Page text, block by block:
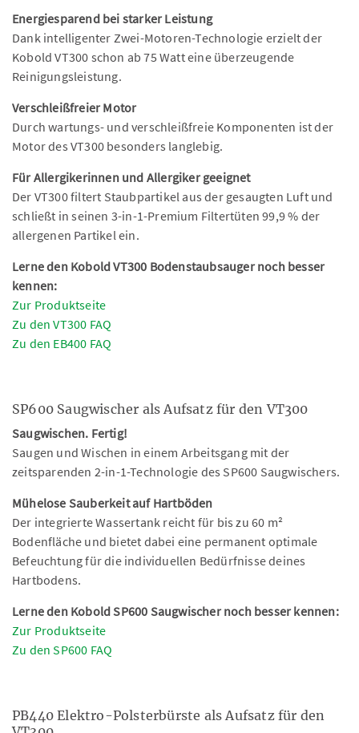
Energiesparend bei starker Leistung
Dank intelligenter Zwei-Motoren-Technologie erzielt der
Kobold VT300 schon ab 75 Watt eine überzeugende
Reinigungsleistung.
Verschleißfreier Motor
Durch wartungs- und verschleißfreie Komponenten ist der
Motor des VT300 besonders langlebig.
Für Allergikerinnen und Allergiker geeignet
Der VT300 filtert Staubpartikel aus der gesaugten Luft und
schließt in seinen 3-in-1-Premium Filtertüten 99,9 % der
allergenen Partikel ein.
Lerne den Kobold VT300 Bodenstaubsauger noch besser
kennen:
Zur Produktseite
Zu den VT300 FAQ
Zu den EB400 FAQ
SP600 Saugwischer als Aufsatz für den VT300
Saugwischen. Fertig!
Saugen und Wischen in einem Arbeitsgang mit der
zeitsparenden 2-in-1-Technologie des SP600 Saugwischers.
Mühelose Sauberkeit auf Hartböden
Der integrierte Wassertank reicht für bis zu 60 m²
Bodenfläche und bietet dabei eine permanent optimale
Befeuchtung für die individuellen Bedürfnisse deines
Hartbodens.
Lerne den Kobold SP600 Saugwischer noch besser kennen:
Zur Produktseite
Zu den SP600 FAQ
PB440 Elektro-Polsterbürste als Aufsatz für den